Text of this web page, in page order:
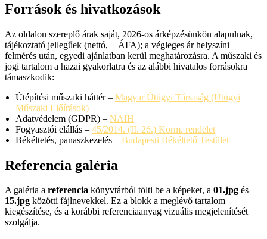
Források és hivatkozások
Az oldalon szereplő árak saját, 2026-os árképzésünkön alapulnak,
tájékoztató jellegűek (nettó, + ÁFA); a végleges ár helyszíni
felmérés után, egyedi ajánlatban kerül meghatározásra. A műszaki és
jogi tartalom a hazai gyakorlatra és az alábbi hivatalos forrásokra
támaszkodik:
Útépítési műszaki háttér – Magyar Útügyi Társaság (Útügyi
Műszaki Előírások)
Adatvédelem (GDPR) – NAIH
Fogyasztói elállás – 45/2014. (II. 26.) Korm. rendelet
Békéltetés, panaszkezelés – Budapesti Békéltető Testület
Referencia galéria
A galéria a referencia könyvtárból tölti be a képeket, a 01.jpg és
15.jpg közötti fájlnevekkel. Ez a blokk a meglévő tartalom
kiegészítése, és a korábbi referenciaanyag vizuális megjelenítését
szolgálja.